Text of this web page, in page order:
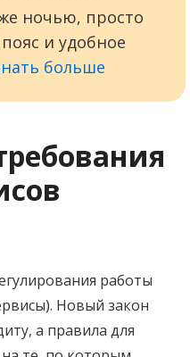
ночью, просто
и удобное
больше
работы
Новый закон
а правила для